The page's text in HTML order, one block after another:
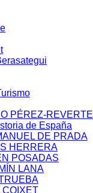
PÉREZ-REVERTE
de España
DE PRADA
HERRERA
POSADAS
LANA
COIXET